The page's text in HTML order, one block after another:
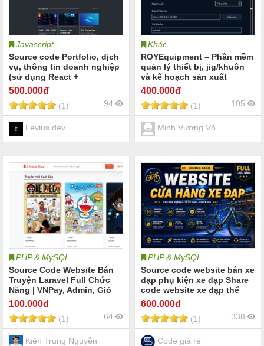
Javascript
Source code Portfolio, dịch
vụ, thông tin doanh nghiệp
(sử dụng React +
Typescript, Tailwinds và
Vite boots, motion React)))
500.000đ
(1) 94
Levius dev
Khác
ROYEquipment – Phần mềm
quản lý thiết bị, jig/khuôn
và kế hoạch sản xuất
400.000đ
(1) 105
Minh Vương Võ
PHP & MySQL
Source Code Website Bán
Truyện Laravel Full Chức
Năng | VNPay, Admin, Giỏ
Hàng
100.000đ
(1) 64
Kiên Trung Nguyễn
PHP & MySQL
Source code website bán xe
đạp phụ kiện xe đạp Share
code website xe đạp thể
thao xe đạp địa hình xe đạp
đường phố xe đạp trẻ em xe
đạp điện cùng các phụ kiện
xe đạp
600.000đ
(1) 338
Code giá rẻ